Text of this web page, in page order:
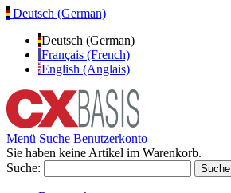
Deutsch (German)
Deutsch (German)
Français (French)
English (Anglais)
Menü Suche Benutzerkonto
Sie haben keine Artikel im Warenkorb.
Suche:
Suche